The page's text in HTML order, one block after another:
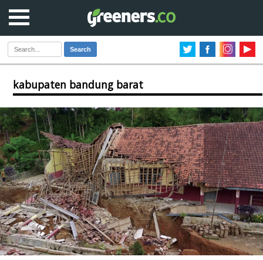
Search
kabupaten bandung barat